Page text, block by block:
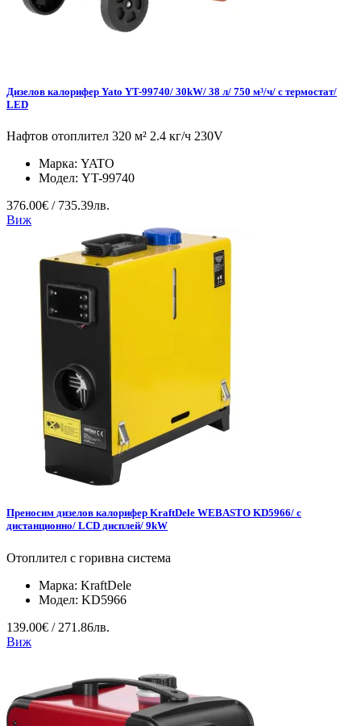
Дизелов калорифер Yato YT-99740/ 30kW/ 38 л/ 750 м³/ч/ с термостат/
LED
Нафтов отоплител 320 м² 2.4 кг/ч 230V
Марка: YATO
Модел: YT-99740
376.00€ / 735.39лв.
Виж
Преносим дизелов калорифер KraftDele WEBASTO KD5966/ с
дистанционно/ LCD дисплей/ 9kW
Отоплител с горивна система
Марка: KraftDele
Модел: KD5966
139.00€ / 271.86лв.
Виж